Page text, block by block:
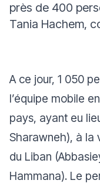
près de 400
Tania Hachem,
A ce jour, 1 050
l’équipe mobile
pays, ayant eu
Sharawneh), à la
du Liban
Hammana). Le